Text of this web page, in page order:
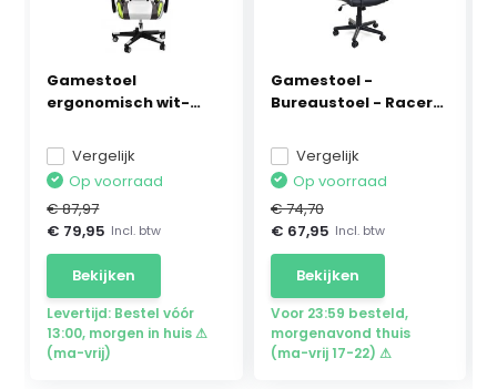
Gamestoel
ergonomisch wit-
Vergelijk
Op voorraad
€ 87,97
€ 79,95 Incl. btw
Bekijken
Levertijd: Bestel vóór
13:00, morgen in huis ⚠
(ma-vrij)
Gamestoel -
Bureaustoel - Racer
Vergelijk
Op voorraad
€ 74,70
€ 67,95 Incl. btw
Bekijken
Voor 23:59 besteld,
morgenavond thuis
(ma-vrij 17-22) ⚠